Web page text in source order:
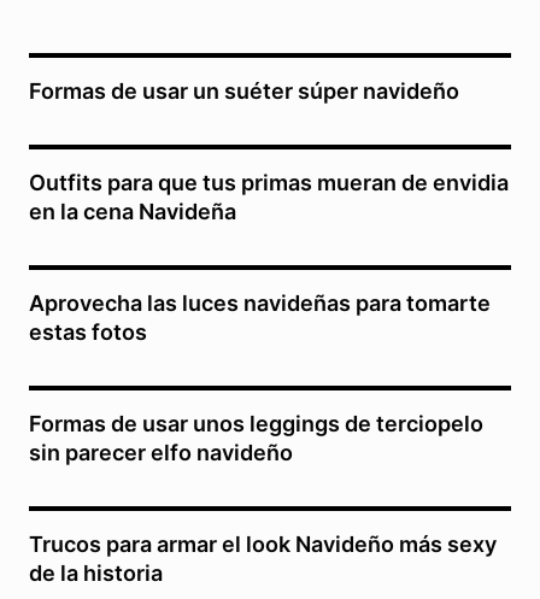
Formas de usar un suéter súper navideño
Outfits para que tus primas mueran de envidia
en la cena Navideña
Aprovecha las luces navideñas para tomarte
estas fotos
Formas de usar unos leggings de terciopelo
sin parecer elfo navideño
Trucos para armar el look Navideño más sexy
de la historia